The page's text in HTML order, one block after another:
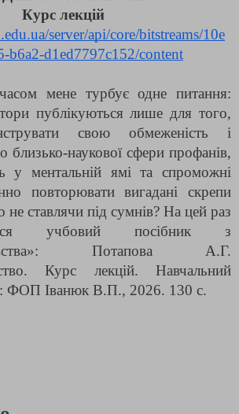
Курс лекцій
server/api/core/bitstreams/10e
b6a2-d1ed7797c152/content
мене турбує одне питання:
публікуються лише для того,
свою обмеженість і
близько-наукової сфери профанів,
у ментальній ямі та спроможні
повторювати вигадані скрепи
не ставлячи під сумнів? На цей раз
учбовий посібник з
Потапова А.Г.
Курс лекцій. Навчальний
ФОП Іванюк В.П., 2026. 130 с.